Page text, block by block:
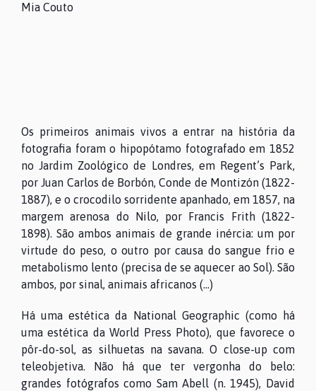
Mia Couto
Os primeiros animais vivos a entrar na história da
fotografia foram o hipopótamo fotografado em 1852
no Jardim Zoológico de Londres, em Regent’s Park,
por Juan Carlos de Borbón, Conde de Montizón (1822-
1887), e o crocodilo sorridente apanhado, em 1857, na
margem arenosa do Nilo, por Francis Frith (1822-
1898). São ambos animais de grande inércia: um por
virtude do peso, o outro por causa do sangue frio e
metabolismo lento (precisa de se aquecer ao Sol). São
ambos, por sinal, animais africanos (...)
Há uma estética da National Geographic (como há
uma estética da World Press Photo), que favorece o
pôr-do-sol, as silhuetas na savana. O close-up com
teleobjetiva. Não há que ter vergonha do belo:
grandes fotógrafos como Sam Abell (n. 1945), David